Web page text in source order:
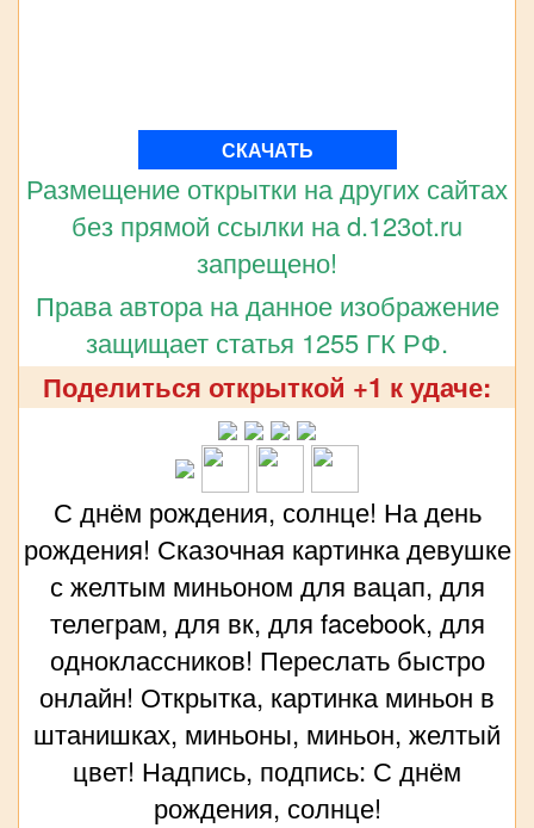
СКАЧАТЬ
Размещение открытки на других сайтах
без прямой ссылки на d.123ot.ru
запрещено!
Права автора на данное изображение
защищает статья 1255 ГК РФ.
Поделиться открыткой +1 к удаче:
С днём рождения, солнце! На день
рождения! Сказочная картинка девушке
с желтым миньоном для вацап, для
телеграм, для вк, для facebook, для
одноклассников! Переслать быстро
онлайн! Открытка, картинка миньон в
штанишках, миньоны, миньон, желтый
цвет! Надпись, подпись: С днём
рождения, солнце!